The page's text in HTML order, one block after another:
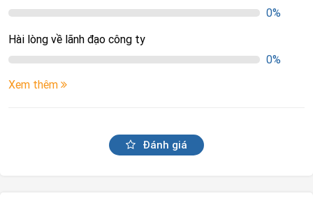
0%
Hài lòng về lãnh đạo công ty
0%
Xem thêm
Đánh giá